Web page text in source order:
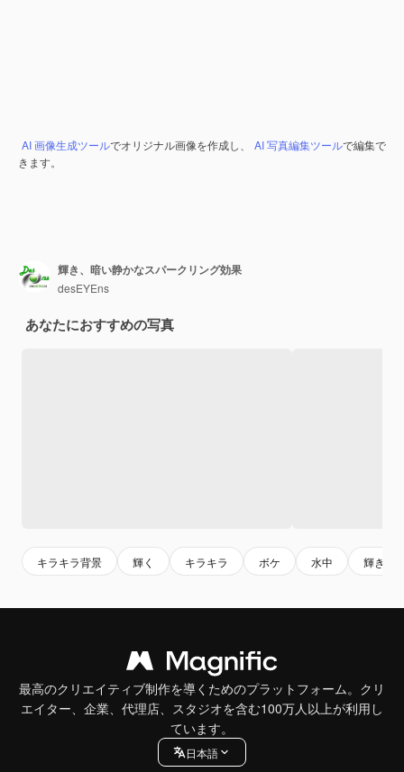
AI 画像生成ツールでオリジナル画像を作成し、 AI 写真編集ツールで編集で
きます。
輝き、暗い静かなスパークリング効果
desEYEns
あなたにおすすめの写真
キラキラ背景 輝く キラキラ ボケ 水中 輝き
最高のクリエイティブ制作を導くためのプラットフォーム。クリ
エイター、企業、代理店、スタジオを含む100万人以上が利用し
ています。
日本語